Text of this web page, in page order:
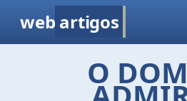
web artigos
O